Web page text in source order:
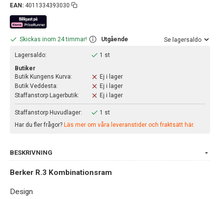
EAN: 4011334393030
Skickas inom 24 timmar! Utgående Se lagersaldo
Lagersaldo:
1 st
Butiker
Butik Kungens Kurva:
Ej i lager
Butik Veddesta:
Ej i lager
Staffanstorp Lagerbutik:
Ej i lager
Staffanstorp Huvudlager:
1 st
Har du fler frågor? Läs mer om våra leveranstider och fraktsätt här.
BESKRIVNING
Berker R.3 Kombinationsram
Design